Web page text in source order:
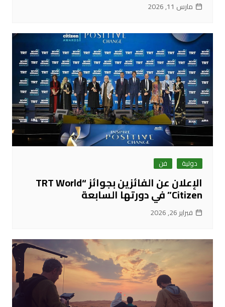
مارس 11, 2026
دولية فن
الإعلان عن الفائزين بجوائز “TRT World
Citizen” في دورتها السابعة
فبراير 26, 2026